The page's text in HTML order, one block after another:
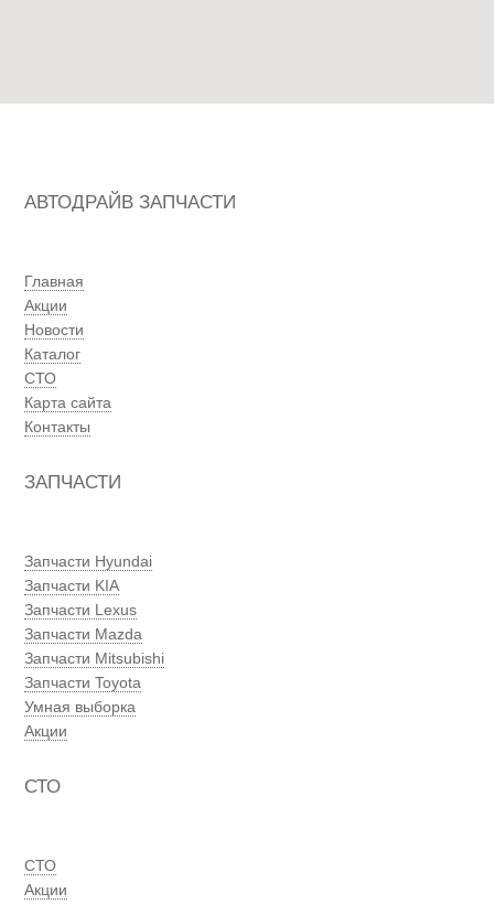
АВТОДРАЙВ ЗАПЧАСТИ
Главная
Акции
Новости
Каталог
СТО
Карта сайта
Контакты
ЗАПЧАСТИ
Запчасти Hyundai
Запчасти KIA
Запчасти Lexus
Запчасти Mazda
Запчасти Mitsubishi
Запчасти Toyota
Умная выборка
Акции
СТО
СТО
Акции